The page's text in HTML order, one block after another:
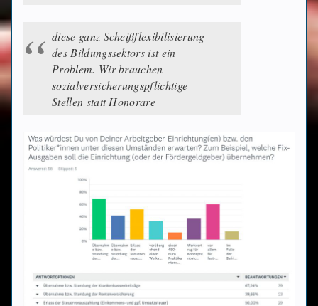
diese ganz Scheißflexibilisierung
des Bildungssektors ist ein
Problem. Wir brauchen
sozialversicherungspflichtige
Stellen statt Honorare